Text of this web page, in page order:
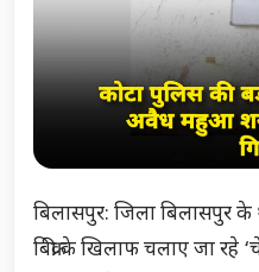
बिलासपुर: जिला बिलासपुर
बिक्री के खिलाफ चलाए जा रहे